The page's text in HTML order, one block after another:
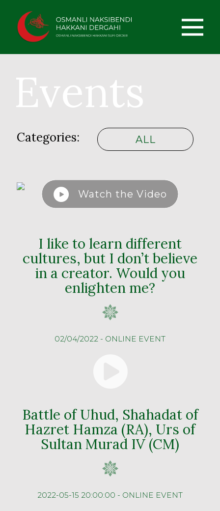
Events
Categories: ALL
Watch the Video
I like to learn different
cultures, but I don’t believe
in a creator. Would you
enlighten me?
02/04/2022 - ONLINE EVENT
Battle of Uhud, Shahadat of
Hazret Hamza (RA), Urs of
Sultan Murad IV (CM)
2022-05-15 20:00:00 - ONLINE EVENT